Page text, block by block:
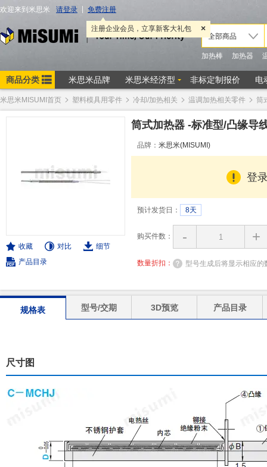
米思米MISUMI首页 塑料模具用零件 冷却/加热相关 温调加热相关零件 筒
收藏 对比
细节
产品目录
筒式加热器 -标准型/凸缘导
品牌： 米思米(MISUMI)
登
预计发货日： 8天
购买件数： - +
数量折扣： 型号生成后将显示相应的
规格表 型号/交期 3D预览 产品目录
尺寸图